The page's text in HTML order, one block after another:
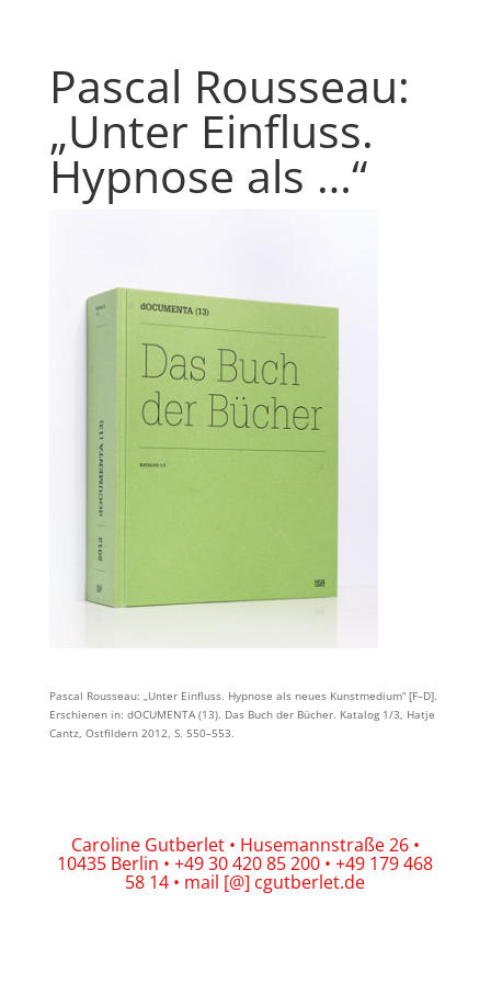
Pascal Rousseau:
„Unter Einfluss.
Hypnose als …“
Pascal Rousseau: „Unter Einfluss. Hypnose als neues Kunstmedium“ [F–D].
Erschienen in: dOCUMENTA (13). Das Buch der Bücher. Katalog 1/3, Hatje
Cantz, Ostfildern 2012, S. 550–553.
Caroline Gutberlet • Husemannstraße 26 •
10435 Berlin • +49 30 420 85 200 • +49 179 468
58 14 • mail [@] cgutberlet.de